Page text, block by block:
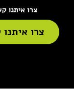
צרו איתנו
צרו